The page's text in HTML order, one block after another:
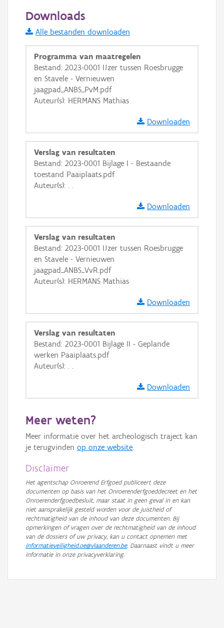
Informatie Vlaanderen
i
+ −
Basis Lagen
OSM-Basiskaart
GRB-Basiskaart in grijswaarden
Downloads
Alle bestanden downloaden
Programma van maatregelen
Bestand: 2023-0001 IJzer tussen Roesbrugge
en Stavele - Vernieuwen
jaagpad_ANBS_PvM.pdf
Auteur(s): HERMANS Mathias
Downloaden
Verslag van resultaten
Bestand: 2023-0001 Bijlage I - Bestaande
toestand Paaiplaats.pdf
Auteur(s): . .
Downloaden
Verslag van resultaten
Bestand: 2023-0001 IJzer tussen Roesbrugge
en Stavele - Vernieuwen
jaagpad_ANBS_VvR.pdf
Auteur(s): HERMANS Mathias
Downloaden
Verslag van resultaten
Bestand: 2023-0001 Bijlage II - Geplande
werken Paaiplaats.pdf
Auteur(s): . .
Downloaden
Meer weten?
Meer informatie over het archeologisch traject kan
je terugvinden op onze website.
Disclaimer
Het agentschap Onroerend Erfgoed publiceert deze
documenten op basis van het Onroerenderfgoeddecreet en het
Onroerenderfgoedbesluit, maar staat in geen geval in en kan
niet aansprakelijk gesteld worden voor de juistheid of
rechtmatigheid van de inhoud van deze documenten. Bij
opmerkingen of vragen over de rechtmatigheid van de inhoud
van de dossiers of uw privacy, kan u contact opnemen met
informatieveiligheid.oe@vlaanderen.be. Daarnaast vindt u meer
informatie in onze privacyverklaring.